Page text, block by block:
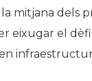
mitjana dels
eixugar el